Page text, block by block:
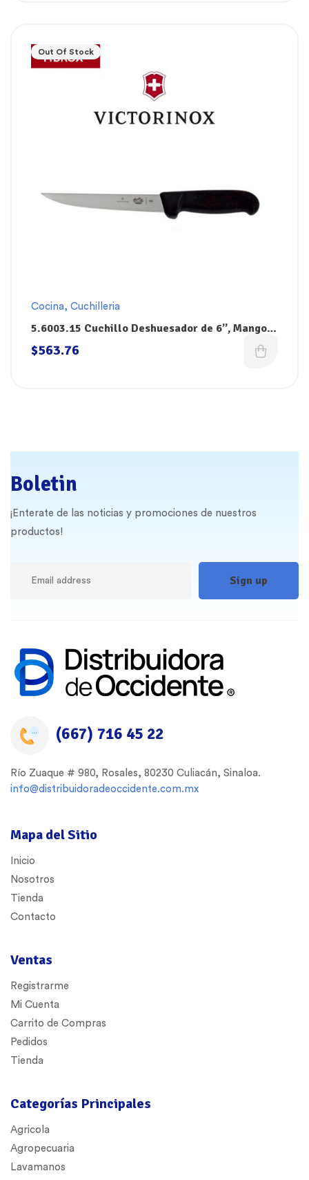
Out Of Stock
Cocina, Cuchilleria
5.6003.15 Cuchillo Deshuesador de 6”, Mango
Negro Fibrox, Victorinox
$563.76
Boletin
¡Enterate de las noticias y promociones de nuestros
productos!
Mapa del Sitio
Inicio
Nosotros
Tienda
Contacto
Ventas
Registrarme
Mi Cuenta
Carrito de Compras
Pedidos
Tienda
Categorías Principales
Agricola
Agropecuaria
Lavamanos
(667) 716 45 22
Río Zuaque # 980, Rosales, 80230 Culiacán, Sinaloa.
info@distribuidoradeoccidente.com.mx